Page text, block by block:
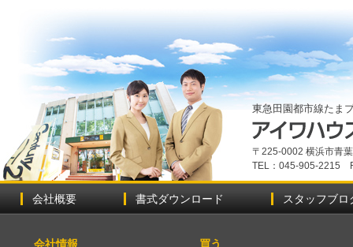
東急田園都市線たま
〒225-0002 横浜市青
TEL：045-905-2215
会社概要 書式ダウンロード スタッフブロ
会社情報 買う